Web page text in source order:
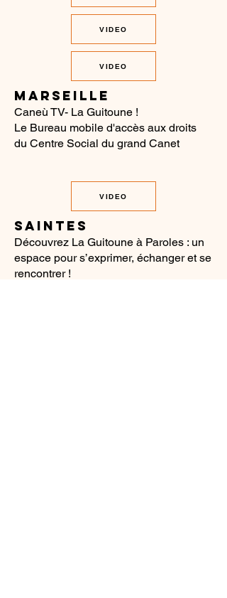
VIDEO
VIDEO
MARSEILLE
Caneù TV- La Guitoune !
Le Bureau mobile d'accès aux droits
du Centre Social du grand Canet
VIDEO
SAINTES
Découvrez La Guitoune à Paroles : un
espace pour s’exprimer, échanger et se
rencontrer !